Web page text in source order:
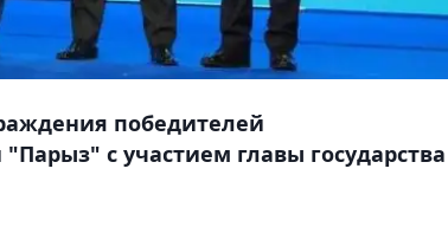
победителей
с участием главы государства